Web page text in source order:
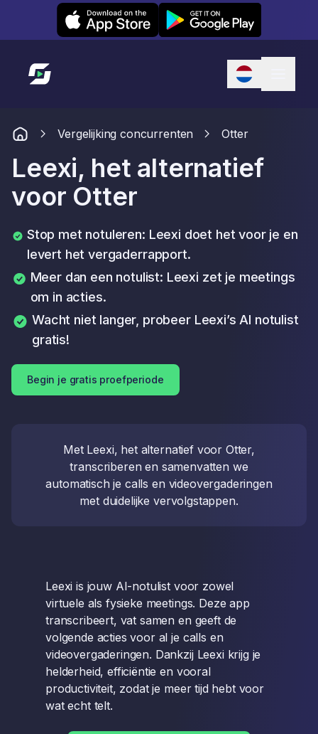
Leexi on iOS Leexi on Android
Link naar startpagina
Vergelijking concurrenten Otter
Leexi, het alternatief
voor Otter
Stop met notuleren: Leexi doet het voor je en
levert het vergaderrapport.
Meer dan een notulist: Leexi zet je meetings
om in acties.
Wacht niet langer, probeer Leexi’s AI notulist
gratis!
Begin je gratis proefperiode
Met Leexi, het alternatief voor Otter,
transcriberen en samenvatten we
automatisch je calls en videovergaderingen
met duidelijke vervolgstappen.
Leexi is jouw AI-notulist voor zowel
virtuele als fysieke meetings. Deze app
transcribeert, vat samen en geeft de
volgende acties voor al je calls en
videovergaderingen. Dankzij Leexi krijg je
helderheid, efficiëntie en vooral
productiviteit, zodat je meer tijd hebt voor
wat echt telt.